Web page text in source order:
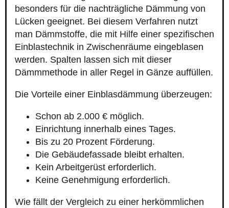
besonders für die nachträgliche Dämmung von
Lücken geeignet. Bei diesem Verfahren nutzt
man Dämmstoffe, die mit Hilfe einer spezifischen
Einblastechnik in Zwischenräume eingeblasen
werden. Spalten lassen sich mit dieser
Dämmmethode in aller Regel in Gänze auffüllen.
Die Vorteile einer Einblasdämmung überzeugen:
Schon ab 2.000 € möglich.
Einrichtung innerhalb eines Tages.
Bis zu 20 Prozent Förderung.
Die Gebäudefassade bleibt erhalten.
Kein Arbeitgerüst erforderlich.
Keine Genehmigung erforderlich.
Wie fällt der Vergleich zu einer herkömmlichen